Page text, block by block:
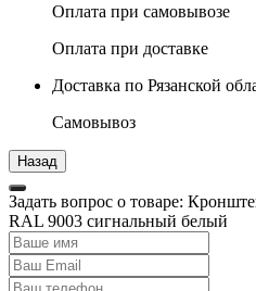
Оплата при самовывозе
Оплата при доставке
Доставка по Рязанской
Самовывоз
Задать вопрос о товаре:
RAL 9003 сигнальный белый